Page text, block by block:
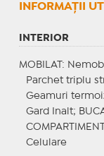
INFORMAŢII
INTERIOR
MOBILAT :
Parchet triplu
Geamuri
Gard Inalt;
Celulare